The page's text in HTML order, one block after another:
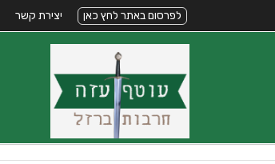
לפרסום באתר לחץ כאן יצירת קשר